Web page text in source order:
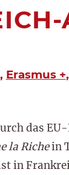
, Erasmus +,
das
la Richein
in